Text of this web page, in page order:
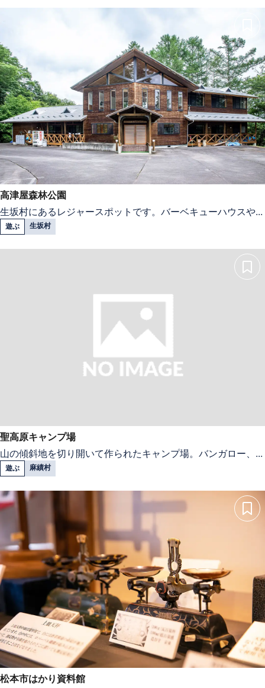
高津屋森林公園
生坂村にあるレジャースポットです。バーベキューハウスや...
遊ぶ 生坂村
聖高原キャンプ場
山の傾斜地を切り開いて作られたキャンプ場。バンガロー、...
遊ぶ 麻績村
松本市はかり資料館